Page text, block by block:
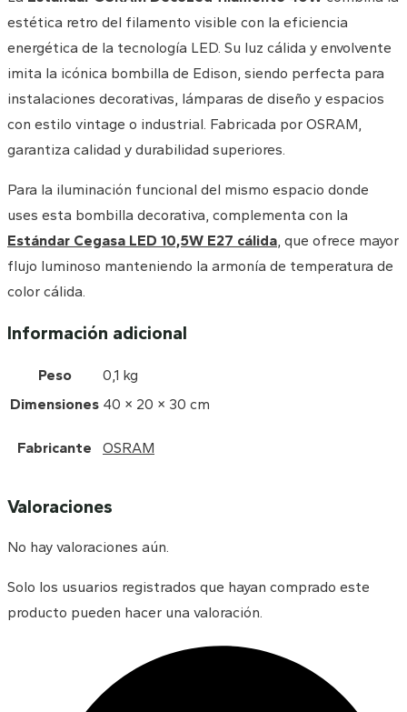
estética retro del filamento visible con la eficiencia
energética de la tecnología LED. Su luz cálida y envolvente
imita la icónica bombilla de Edison, siendo perfecta para
instalaciones decorativas, lámparas de diseño y espacios
con estilo vintage o industrial. Fabricada por OSRAM,
garantiza calidad y durabilidad superiores.
Para la iluminación funcional del mismo espacio donde
uses esta bombilla decorativa, complementa con la
Estándar Cegasa LED 10,5W E27 cálida, que ofrece mayor
flujo luminoso manteniendo la armonía de temperatura de
color cálida.
Información adicional
Peso
0,1 kg
Dimensiones 40 × 20 × 30 cm
Fabricante OSRAM
Valoraciones
No hay valoraciones aún.
Solo los usuarios registrados que hayan comprado este
producto pueden hacer una valoración.